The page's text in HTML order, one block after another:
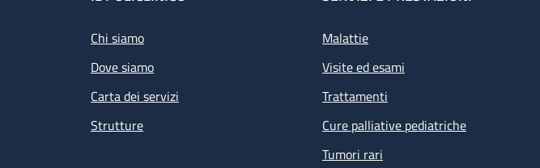
Chi siamo
Dove siamo
Carta dei servizi
Strutture
Malattie
Visite ed esami
Trattamenti
Cure palliative pediatriche
Tumori rari